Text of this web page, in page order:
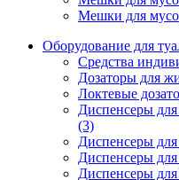
Мешки для
Оборудование для
Средства
Дозаторы для
Локтевые
Диспенсеры
(3)
Диспенсеры
Диспенсеры
Диспенсеры